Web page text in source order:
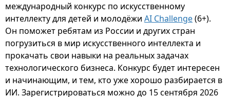
международный конкурс по искусственному
интеллекту для детей и молодёжи AI Challenge(6+).
Он поможет ребятам из России и других стран
погрузиться в мир искусственного интеллекта и
прокачать свои навыки на реальных задачах
технологического бизнеса. Конкурс будет интересен
и начинающим, и тем, кто уже хорошо разбирается в
ИИ. Зарегистрироваться можно до 15 сентября 2026